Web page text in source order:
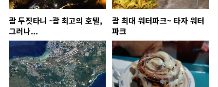
괌 두짓타니 -괌 최고의 호텔,
그러나...
괌 최대 워터파크~ 타자 워터
파크